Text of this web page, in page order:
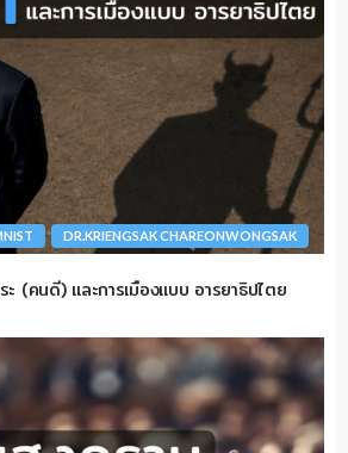
DR.KRIENGSAK CHAREONWONGSAK
(คนดี) และการเมืองแบบ อารยาธิปไตย